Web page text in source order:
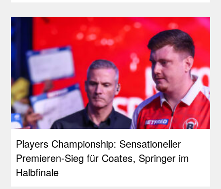
Players Championship: Sensationeller
Premieren-Sieg für Coates, Springer im
Halbfinale